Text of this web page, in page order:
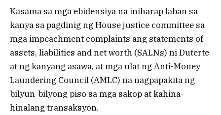
Kasama sa mga ebidensiya na iniharap laban sa
kanya sa pagdinig ng House justice committee sa
mga impeachment complaints ang statements of
assets, liabilities and net worth (SALNs) ni Duterte
at ng kanyang asawa, at mga ulat ng Anti-Money
Laundering Council (AMLC) na nagpapakita ng
bilyun-bilyong piso sa mga sakop at kahina-
hinalang transaksyon.